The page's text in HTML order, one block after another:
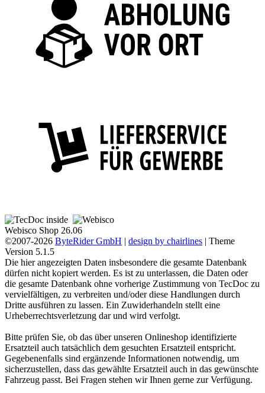
Webisco Shop 26.06
©2007-2026 ByteRider GmbH | design by chairlines | Theme
Version 5.1.5
Die hier angezeigten Daten insbesondere die gesamte Datenbank
dürfen nicht kopiert werden. Es ist zu unterlassen, die Daten oder
die gesamte Datenbank ohne vorherige Zustimmung von TecDoc zu
vervielfältigen, zu verbreiten und/oder diese Handlungen durch
Dritte ausführen zu lassen. Ein Zuwiderhandeln stellt eine
Urheberrechtsverletzung dar und wird verfolgt.
Bitte prüfen Sie, ob das über unseren Onlineshop identifizierte
Ersatzteil auch tatsächlich dem gesuchten Ersatzteil entspricht.
Gegebenenfalls sind ergänzende Informationen notwendig, um
sicherzustellen, dass das gewählte Ersatzteil auch in das gewünschte
Fahrzeug passt. Bei Fragen stehen wir Ihnen gerne zur Verfügung.